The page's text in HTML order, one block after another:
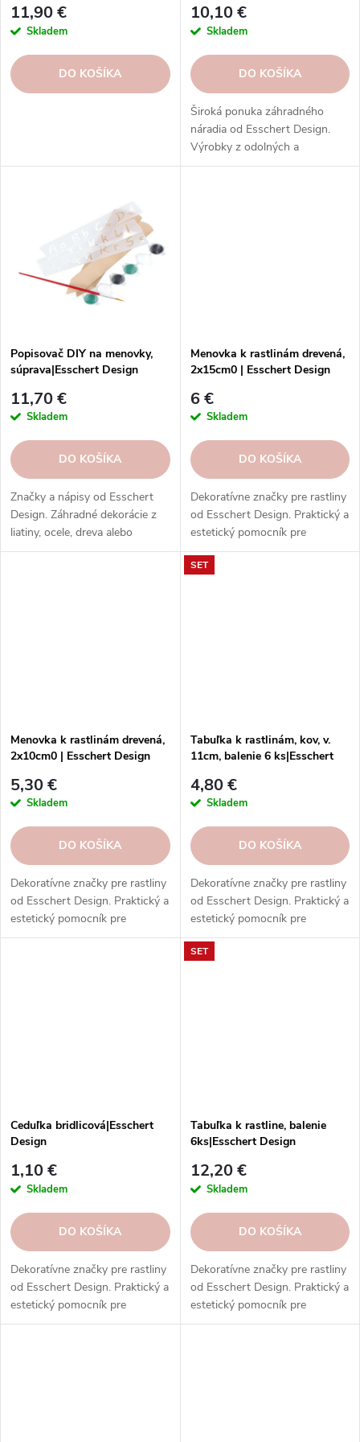
t
o
v
k
t
v
11,90 €
Skladem
DO KOŠÍKA
10,10 €
Skladem
DO KOŠÍKA
Široká ponuka záhradného
náradia od Esschert Design.
Výrobky z odolných a
ekologických materiálov. Kvalita,
Popisovač DIY na menovky,
súprava|Esschert Design
11,70 €
Skladem
DO KOŠÍKA
Značky a nápisy od Esschert
Design. Záhradné dekorácie z
liatiny, ocele, dreva alebo
bridlice. Objednajte si ešte
Menovka k rastlinám drevená,
2x15cm0 | Esschert Design
6 €
Skladem
DO KOŠÍKA
Dekoratívne značky pre rastliny
od Esschert Design. Praktický a
estetický pomocník pre
každého nadšenca
záhradkárčenia.
Menovka k rastlinám drevená,
2x10cm0 | Esschert Design
5,30 €
Skladem
DO KOŠÍKA
Dekoratívne značky pre rastliny
od Esschert Design. Praktický a
estetický pomocník pre
každého nadšenca
SET
Tabuľka k rastlinám, kov, v.
11cm, balenie 6 ks|Esschert
4,80 €
Skladem
DO KOŠÍKA
Dekoratívne značky pre rastliny
od Esschert Design. Praktický a
estetický pomocník pre
každého nadšenca
záhradkárčenia.
Ceduľka bridlicová|Esschert
Design
1,10 €
Skladem
DO KOŠÍKA
Dekoratívne značky pre rastliny
od Esschert Design. Praktický a
estetický pomocník pre
každého nadšenca
SET
Tabuľka k rastline, balenie
6ks|Esschert Design
12,20 €
Skladem
DO KOŠÍKA
Dekoratívne značky pre rastliny
od Esschert Design. Praktický a
estetický pomocník pre
každého nadšenca